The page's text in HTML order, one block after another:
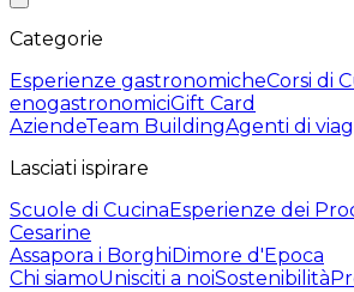
Categorie
Esperienze gastronomicheCorsi di
enogastronomiciGift Card
AziendeTeam BuildingAgenti di
Lasciati ispirare
Scuole di CucinaEsperienze dei
Cesarine
Assapora i BorghiDimore d'Epoca
Chi siamoUnisciti a noiSostenibilità